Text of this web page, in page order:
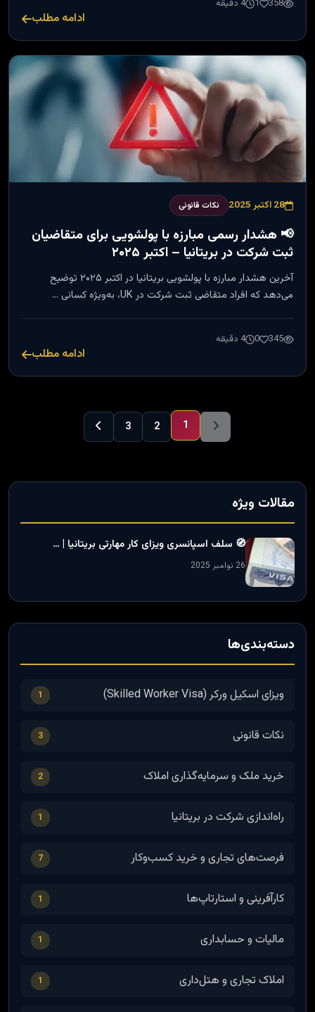
358
1 4 دقیقه
ادامه مطلب
28 اکتبر 2025 نکات قانونی
📢 هشدار رسمی مبارزه با پولشویی برای متقاضیان
ثبت شرکت در بریتانیا – اکتبر ۲۰۲۵
آخرین هشدار مبارزه با پولشویی بریتانیا در اکتبر ۲۰۲۵ توضیح
می‌دهد که افراد متقاضی ثبت شرکت در UK، به‌ویژه کسانی …
345
0 4 دقیقه
ادامه مطلب
1
2
3
مقالات ویژه
🧭 سلف اسپانسری ویزای کار مهارتی بریتانیا | …
26 نوامبر 2025
دسته‌بندی‌ها
ویزای اسکیل ورکر (Skilled Worker Visa) 1
نکات قانونی 3
خرید ملک و سرمایه‌گذاری املاک 2
راه‌اندازی شرکت در بریتانیا 1
فرصت‌های تجاری و خرید کسب‌وکار 7
کارآفرینی و استارتاپ‌ها 1
مالیات و حسابداری 1
املاک تجاری و هتل‌داری 1